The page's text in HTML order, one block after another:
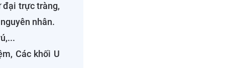
đại trực tràng,
nhân.
Các khối U